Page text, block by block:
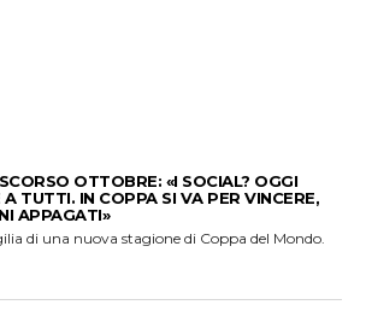
OTTOBRE: «I SOCIAL? OGGI
TUTTI. IN COPPA SI VA PER VINCERE,
APPAGATI»
di una nuova stagione di Coppa del Mondo.